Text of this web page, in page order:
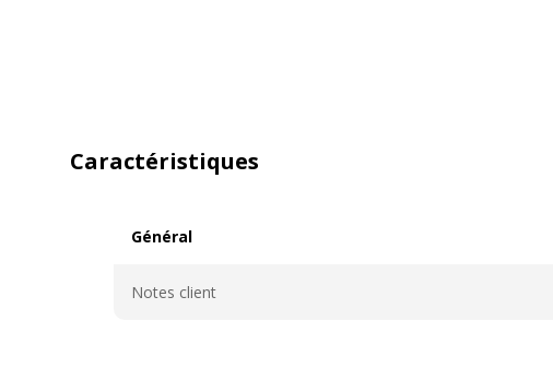
Caractéristiques
Général
Notes client